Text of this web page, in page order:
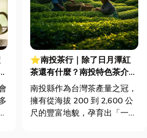
⭐南投茶行｜除了日月潭紅
茶還有什麼？南投特色茶介
紹，教你挑出極致回甘的高山
山頭氣
南投縣作為台灣茶產量之冠，
擁有從海拔 200 到 2,600 公
尺的豐富地貌，孕育出「一鄉